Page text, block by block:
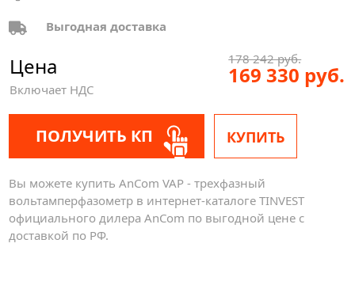
Выгодная доставка
Цена
Включает НДС
178 242 руб.
169 330 руб.
ПОЛУЧИТЬ КП КУПИТЬ
Вы можете купить AnCom VAP - трехфазный
вольтамперфазометр в интернет-каталоге TINVEST
официального дилера AnCom по выгодной цене с
доставкой по РФ.